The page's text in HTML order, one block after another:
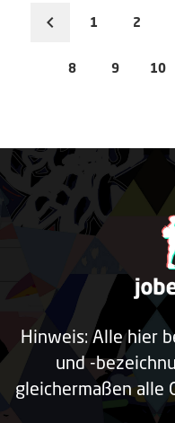
1 2
8 9 10
Hinweis: Alle hier
und -
gleichermaßen alle